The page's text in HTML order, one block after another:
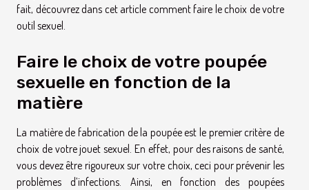
fait, découvrez dans cet article comment faire le choix de votre
outil sexuel.
Faire le choix de votre poupée
sexuelle en fonction de la
matière
La matière de fabrication de la poupée est le premier critère de
choix de votre jouet sexuel. En effet, pour des raisons de santé,
vous devez être rigoureux sur votre choix, ceci pour prévenir les
problèmes d’infections. Ainsi, en fonction des poupées